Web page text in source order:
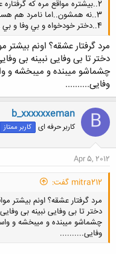
2..بيشتره مواقع مره كه گرفتاره عشقه..پس دل هم دارن
3..نه همشون..اما نامرد هم هست توشون
4..دختر خودخواه و بي وفا و بي رحم كم نيست
مرد گرفتار عشقه؟ اونم بیشتر
دختر تا بی وفایی نبینه بی
چشماشو میبنده و میبخشه و
وفایی..........
B
b_xxxxxxeman
کاربر حرفه ای کاربر ممتاز
Apr 5, 2012
mitra212 گفت:
مرد گرفتار عشقه؟ اونم بیشتر
دختر تا بی وفایی نبینه بی
چشماشو میبنده و میبخشه و
وفایی..........